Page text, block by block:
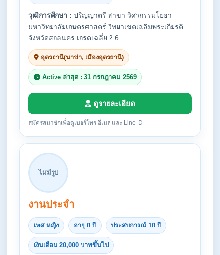
วุฒิการศึกษา : ปริญญาตรี สาขา วิศวกรรมโยธา
มหาวิทยาลัยเกษตรศาสตร์ วิทยาเขตเฉลิมพระเกียรติ
จังหวัดสกลนคร เกรดเฉลี่ย 2.6
อุดรธานี(นาข่า, เมืองอุดรธานี)
Active ล่าสุด : 31 กรกฎาคม 2569
ดูรายละเอียด
สมัครสมาชิกเพื่อดูเบอร์โทร อีเมล และ Line ID
ไม่มีรูป
งานประจำ
เพศ หญิง อายุ 0 ปี ประสบการณ์ 10 ปี
เงินเดือน 20,000 บาทขึ้นไป